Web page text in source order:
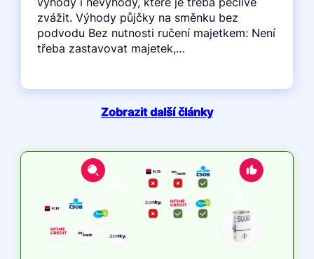
zvážit. Výhody půjčky na směnku bez
podvodu Bez nutnosti ručení majetkem: Není
třeba zastavovat majetek,…
Zobrazit další články